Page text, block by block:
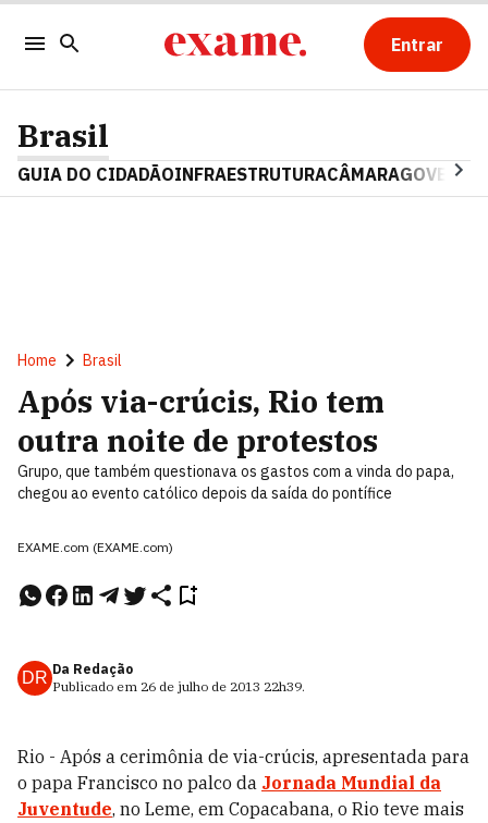
Entrar
Brasil
GUIA DO CIDADÃOINFRAESTRUTURACÂMARAGOVERNO
Home Brasil
Após via-crúcis, Rio tem
outra noite de protestos
Grupo, que também questionava os gastos com a vinda do papa,
chegou ao evento católico depois da saída do pontífice
EXAME.com (EXAME.com)
DR Da Redação
Publicado em 26 de julho de 2013 22h39.
Rio - Após a cerimônia de via-crúcis, apresentada para
o papa Francisco no palco da Jornada Mundial da
Juventude, no Leme, em Copacabana, o Rio teve mais